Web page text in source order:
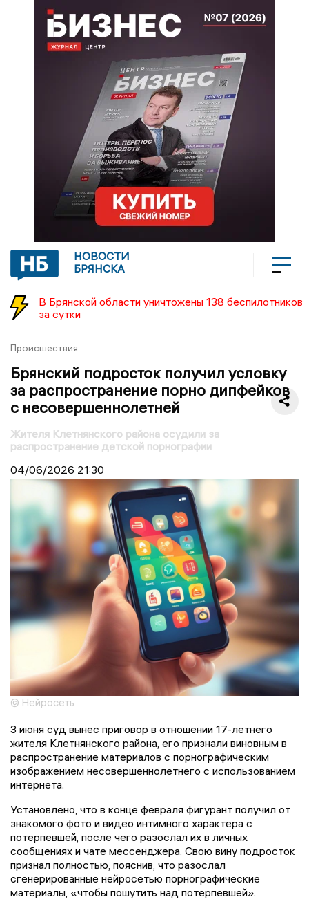
НОВОСТИ
БРЯНСКА
В Брянской области уничтожены 138 беспилотников
за сутки
Происшествия
Брянский подросток получил условку
за распространение порно дипфейков
с несовершеннолетней
Жителя Клетнянского района осудили за
распространение детской порнографии
04/06/2026 21:30
© Нейросеть
3 июня суд вынес приговор в отношении 17-летнего
жителя Клетнянского района, его признали виновным в
распространение материалов с порнографическим
изображением несовершеннолетнего с использованием
интернета.
Установлено, что в конце февраля фигурант получил от
знакомого фото и видео интимного характера с
потерпевшей, после чего разослал их в личных
сообщениях и чате мессенджера. Свою вину подросток
признал полностью, пояснив, что разослал
сгенерированные нейросетью порнографические
материалы, «чтобы пошутить над потерпевшей».